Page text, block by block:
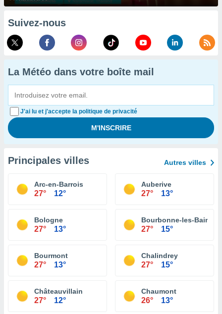
Suivez-nous
La Météo dans votre boîte mail
J'ai lu et j'accepte la politique de privacité
Principales villes Autres villes
Arc-en-Barrois
27° 12°
Auberive
27° 13°
Bologne
27° 13°
Bourbonne-les-Bains
27° 15°
Bourmont
27° 13°
Chalindrey
27° 15°
Châteauvillain
27° 12°
Chaumont
26° 13°